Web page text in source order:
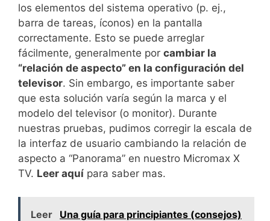
los elementos del sistema operativo (p. ej.,
barra de tareas, íconos) en la pantalla
correctamente. Esto se puede arreglar
fácilmente, generalmente por cambiar la
“relación de aspecto” en la configuración del
televisor. Sin embargo, es importante saber
que esta solución varía según la marca y el
modelo del televisor (o monitor). Durante
nuestras pruebas, pudimos corregir la escala de
la interfaz de usuario cambiando la relación de
aspecto a “Panorama” en nuestro Micromax X
TV. Leer aquí para saber mas.
Leer
Una guía para principiantes (consejos)